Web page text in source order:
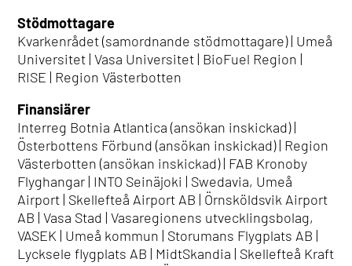
Stödmottagare
Kvarkenrådet (samordnande stödmottagare) | Umeå
Universitet | Vasa Universitet | BioFuel Region |
RISE | Region Västerbotten
Finansiärer
Interreg Botnia Atlantica (ansökan inskickad) |
Österbottens Förbund (ansökan inskickad) | Region
Västerbotten (ansökan inskickad) | FAB Kronoby
Flyghangar | INTO Seinäjoki | Swedavia, Umeå
Airport | Skellefteå Airport AB | Örnsköldsvik Airport
AB | Vasa Stad | Vasaregionens utvecklingsbolag,
VASEK | Umeå kommun | Storumans Flygplats AB |
Lycksele flygplats AB | MidtSkandia | Skellefteå Kraft